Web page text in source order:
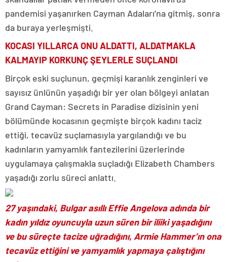
pandemisi yaşanırken Cayman Adaları’na gitmiş, sonra
da buraya yerleşmişti.
KOCASI YILLARCA ONU ALDATTI, ALDATMAKLA
KALMAYIP KORKUNÇ ŞEYLERLE SUÇLANDI
Birçok eski suçlunun, geçmişi karanlık zenginleri ve
sayısız ünlünün yaşadığı bir yer olan bölgeyi anlatan
Grand Cayman: Secrets in Paradise dizisinin yeni
bölümünde kocasının geçmişte birçok kadını taciz
ettiği, tecavüz suçlamasıyla yargılandığı ve bu
kadınların yamyamlık fantezilerini üzerlerinde
uygulamaya çalışmakla suçladığı Elizabeth Chambers
yaşadığı zorlu süreci anlattı.
27 yaşındaki, Bulgar asıllı Effie Angelova adında bir
kadın yıldız oyuncuyla uzun süren bir iliiki yaşadığını
ve bu süreçte tacize uğradığını, Armie Hammer’ın ona
tecavüz ettiğini ve yamyamlık yapmaya çalıştığını